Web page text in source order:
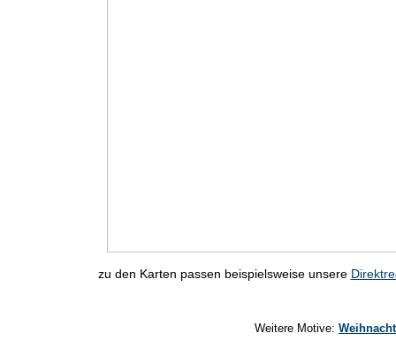
zu den Karten passen beispielsweise unsere
Weitere Motive: